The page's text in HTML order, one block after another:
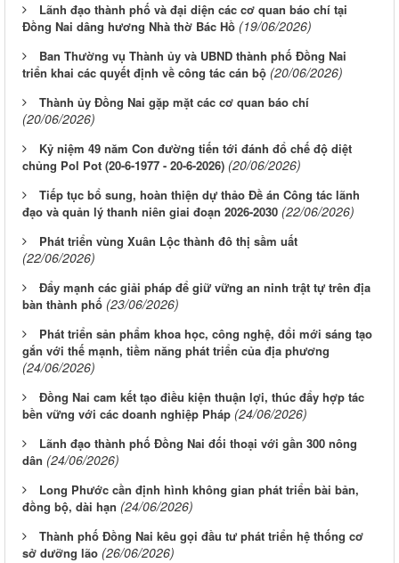
Lãnh đạo thành phố và đại diện các cơ quan báo chí tại
Đồng Nai dâng hương Nhà thờ Bác Hồ (19/06/2026)
Ban Thường vụ Thành ủy và UBND thành phố Đồng Nai
triển khai các quyết định về công tác cán bộ (20/06/2026)
Thành ủy Đồng Nai gặp mặt các cơ quan báo chí
(20/06/2026)
Kỷ niệm 49 năm Con đường tiến tới đánh đổ chế độ diệt
chủng Pol Pot (20-6-1977 - 20-6-2026) (20/06/2026)
Tiếp tục bổ sung, hoàn thiện dự thảo Đề án Công tác lãnh
đạo và quản lý thanh niên giai đoạn 2026-2030 (22/06/2026)
Phát triển vùng Xuân Lộc thành đô thị sầm uất
(22/06/2026)
Đẩy mạnh các giải pháp để giữ vững an ninh trật tự trên địa
bàn thành phố (23/06/2026)
Phát triển sản phẩm khoa học, công nghệ, đổi mới sáng tạo
gắn với thế mạnh, tiềm năng phát triển của địa phương
(24/06/2026)
Đồng Nai cam kết tạo điều kiện thuận lợi, thúc đẩy hợp tác
bền vững với các doanh nghiệp Pháp (24/06/2026)
Lãnh đạo thành phố Đồng Nai đối thoại với gần 300 nông
dân (24/06/2026)
Long Phước cần định hình không gian phát triển bài bản,
đồng bộ, dài hạn (24/06/2026)
Thành phố Đồng Nai kêu gọi đầu tư phát triển hệ thống cơ
sở dưỡng lão (26/06/2026)